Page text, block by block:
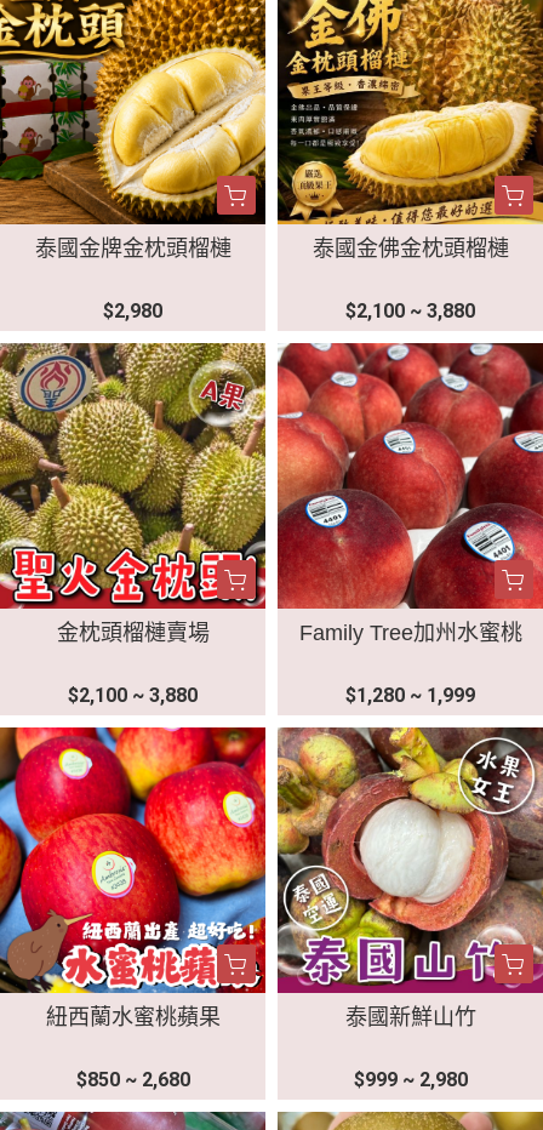
泰國金牌金枕頭榴槤
$2,980
泰國金佛金枕頭榴槤
$2,100 ~ 3,880
金枕頭榴槤賣場
$2,100 ~ 3,880
Family Tree加州水蜜桃
$1,280 ~ 1,999
紐西蘭水蜜桃蘋果
$850 ~ 2,680
泰國新鮮山竹
$999 ~ 2,980